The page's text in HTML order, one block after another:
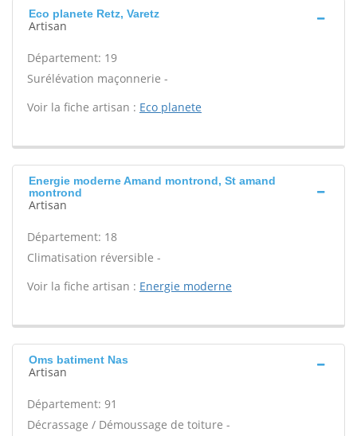
Eco planete Retz, Varetz
Artisan
Département: 19
Surélévation maçonnerie -
Voir la fiche artisan : Eco planete
Energie moderne Amand montrond, St amand
montrond
Artisan
Département: 18
Climatisation réversible -
Voir la fiche artisan : Energie moderne
Oms batiment Nas
Artisan
Département: 91
Décrassage / Démoussage de toiture -